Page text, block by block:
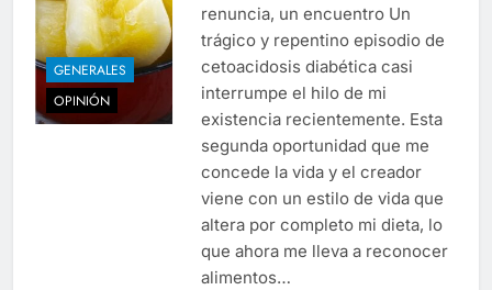
GENERALES
OPINIÓN
renuncia, un encuentro Un
trágico y repentino episodio de
cetoacidosis diabética casi
interrumpe el hilo de mi
existencia recientemente. Esta
segunda oportunidad que me
concede la vida y el creador
viene con un estilo de vida que
altera por completo mi dieta, lo
que ahora me lleva a reconocer
alimentos…